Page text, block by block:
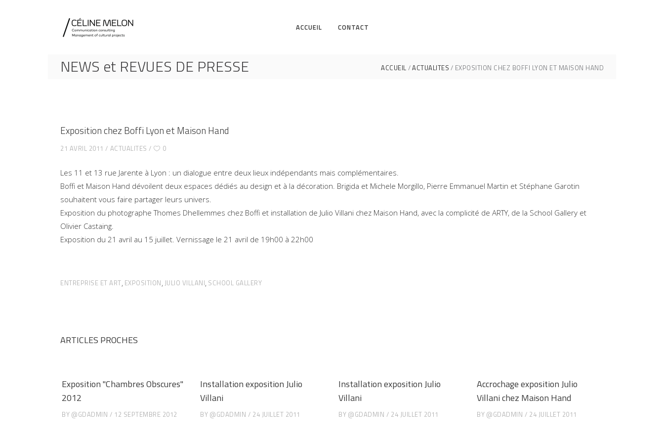
ACCUEIL CONTACT
NEWS et REVUES DE PRESSE ACCUEIL ACTUALITES EXPOSITION CHEZ BOFFI LYON ET MAISON HAND
Exposition chez Boffi Lyon et Maison Hand
21 AVRIL 2011 ACTUALITES 0
Les 11 et 13 rue Jarente à Lyon : un dialogue entre deux lieux indépendants mais complémentaires.
Boffi et Maison Hand dévoilent deux espaces dédiés au design et à la décoration. Brigida et Michele Morgillo, Pierre Emmanuel Martin et Stéphane Garotin
souhaitent vous faire partager leurs univers.
Exposition du photographe Thomes Dhellemmes chez Boffi et installation de Julio Villani chez Maison Hand, avec la complicité de ARTY, de la School Gallery et
Olivier Castaing.
Exposition du 21 avril au 15 juillet. Vernissage le 21 avril de 19h00 à 22h00
ENTREPRISE ET ART, EXPOSITION, JULIO VILLANI, SCHOOL GALLERY
ARTICLES PROCHES
Exposition "Chambres Obscures"
2012
BY @GDADMIN 12 SEPTEMBRE 2012
Installation exposition Julio
Villani
BY @GDADMIN 24 JUILLET 2011
Installation exposition Julio
Villani
BY @GDADMIN 24 JUILLET 2011
Accrochage exposition Julio
Villani chez Maison Hand
BY @GDADMIN 24 JUILLET 2011